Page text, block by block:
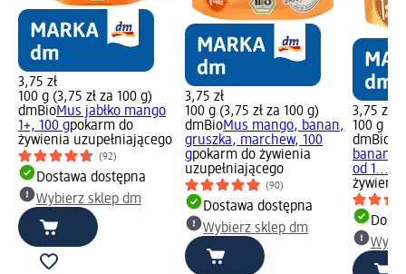
3,75 zł
100 g (3,75 zł za 100 g)
dmBioMus jabłko mango
1+, 100 gpokarm do
żywienia uzupełniającego
(92)
Dostawa dostępna
Wybierz sklep dm
3,75 zł
100 g (3,75 zł za 100 g)
dmBioMus mango, banan,
gruszka, marchew, 100
gpokarm do żywienia
uzupełniającego
(90)
Dostawa dostępna
Wybierz sklep dm
3,75 zł
100 g
dmBio
banan-
od 1...,